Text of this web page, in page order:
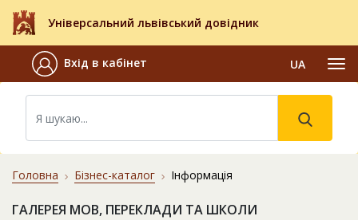
Універсальний львівський довідник
Вхід в кабінет UA
Головна Бізнес-каталог Інформація
ГАЛЕРЕЯ МОВ, ПЕРЕКЛАДИ ТА ШКОЛИ